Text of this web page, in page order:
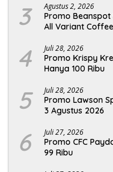
3 Agustus 2, 2026
Promo Beanspot
All Variant Coffee
4 Juli 28, 2026
Promo Krispy
Hanya 100 Ribu
5 Juli 28, 2026
Promo Lawson
3 Agustus 2026
6 Juli 27, 2026
Promo CFC
99 Ribu